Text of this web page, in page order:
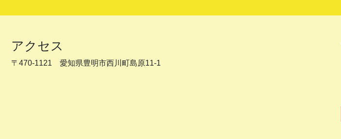
アクセス
〒470-1121 愛知県豊明市西川町島原11-1